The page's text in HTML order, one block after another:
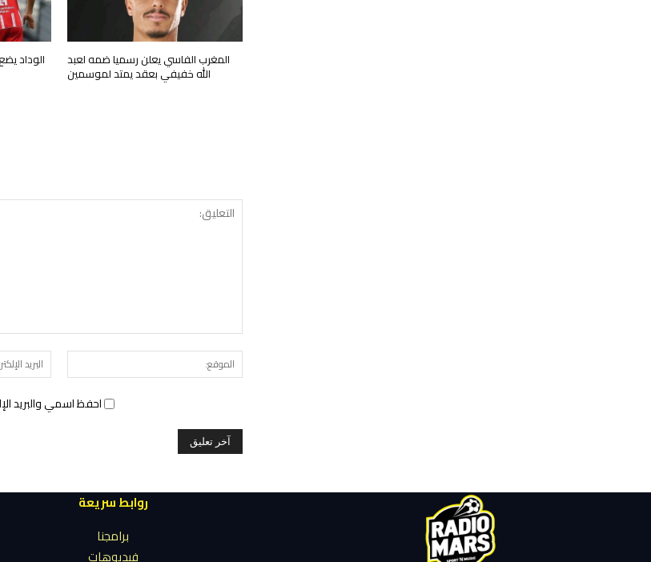
المغرب الفاسي يعلن رسميا ضمه لعبد
الله خفيفي بعقد يمتد لموسمين
الوداد
الموقع:
احفظ اسمي والبريد
روابط سريعة
برامجنا
فيديوهات